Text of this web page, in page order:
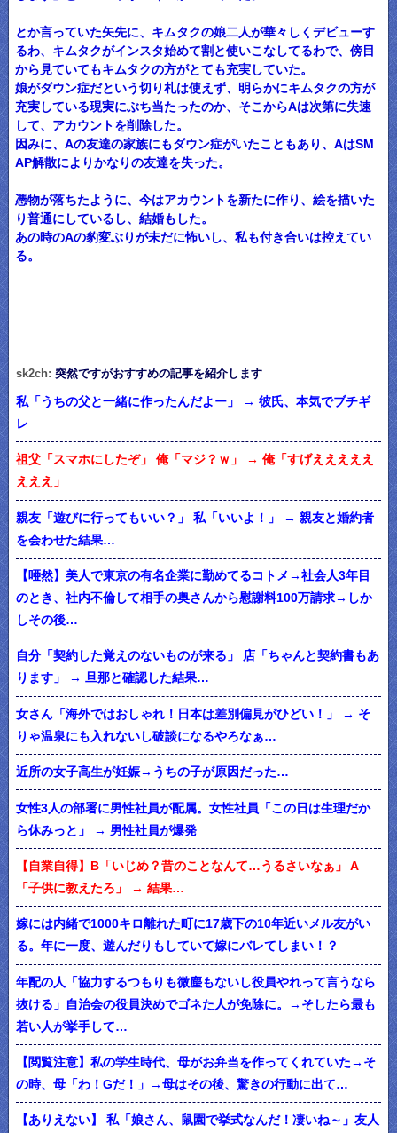
とか言っていた矢先に、キムタクの娘二人が華々しくデビューす
るわ、キムタクがインスタ始めて割と使いこなしてるわで、傍目
から見ていてもキムタクの方がとても充実していた。
娘がダウン症だという切り札は使えず、明らかにキムタクの方が
充実している現実にぶち当たったのか、そこからAは次第に失速
して、アカウントを削除した。
因みに、Aの友達の家族にもダウン症がいたこともあり、AはSM
AP解散によりかなりの友達を失った。
憑物が落ちたように、今はアカウントを新たに作り、絵を描いた
り普通にしているし、結婚もした。
あの時のAの豹変ぶりが未だに怖いし、私も付き合いは控えてい
る。
sk2ch: 突然ですがおすすめの記事を紹介します
私「うちの父と一緒に作ったんだよー」 → 彼氏、本気でブチギ
レ
祖父「スマホにしたぞ」 俺「マジ？ｗ」 → 俺「すげえええええ
えええ」
親友「遊びに行ってもいい？」 私「いいよ！」 → 親友と婚約者
を会わせた結果…
【唖然】美人で東京の有名企業に勤めてるコトメ→社会人3年目
のとき、社内不倫して相手の奥さんから慰謝料100万請求→しか
しその後…
自分「契約した覚えのないものが来る」 店「ちゃんと契約書もあ
ります」 → 旦那と確認した結果…
女さん「海外ではおしゃれ！日本は差別偏見がひどい！」 → そ
りゃ温泉にも入れないし破談になるやろなぁ…
近所の女子高生が妊娠→うちの子が原因だった…
女性3人の部署に男性社員が配属。女性社員「この日は生理だか
ら休みっと」 → 男性社員が爆発
【自業自得】B「いじめ？昔のことなんて…うるさいなぁ」 A
「子供に教えたろ」 → 結果…
嫁には内緒で1000キロ離れた町に17歳下の10年近いメル友がい
る。年に一度、遊んだりもしていて嫁にバレてしまい！？
年配の人「協力するつもりも微塵もないし役員やれって言うなら
抜ける」自治会の役員決めでゴネた人が免除に。→そしたら最も
若い人が挙手して…
【閲覧注意】私の学生時代、母がお弁当を作ってくれていた→そ
の時、母「わ！Gだ！」→母はその後、驚きの行動に出て…
【ありえない】 私「娘さん、鼠園で挙式なんだ！凄いね～」友人